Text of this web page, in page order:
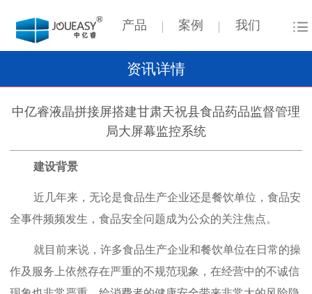
产品 案例 我们
资讯详情
中亿睿液晶拼接屏搭建甘肃天祝县食品药品监督管理
局大屏幕监控系统
建设背景
近几年来，无论是食品生产企业还是餐饮单位，食品安
全事件频频发生，食品安全问题成为公众的关注焦点。
就目前来说，许多食品生产企业和餐饮单位在日常的操
作及服务上依然存在严重的不规范现象，在经营中的不诚信